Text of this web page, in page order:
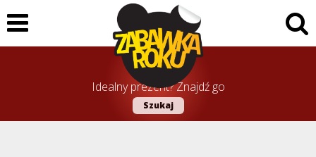
Idealny prezent? Znajdź go
Szukaj